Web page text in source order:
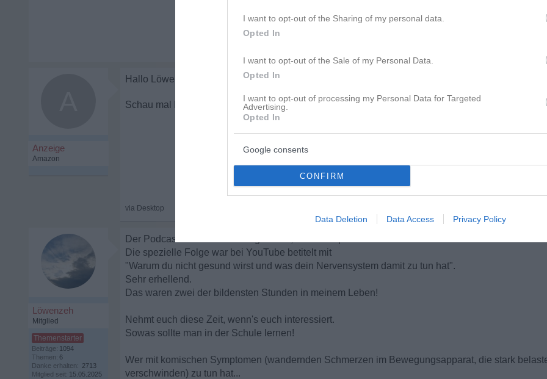
I want to opt-out of the Sharing of my personal data.
Opted In
I want to opt-out of the Sale of my Personal Data.
Opted In
I want to opt-out of processing my Personal Data for Targeted
Advertising.
Opted In
Google consents
CONFIRM
Data Deletion Data Access Privacy Policy
Wie sage ich es dir?
Löwenzeh
Mitglied
Beiträge: 1094
Themen: 6
Danke erhalten: 2713
Mitglied seit: 15.05.2025
Der Podcast heißt "Unheilbar gesund", von einer praktizierenden Ärztin.
Die spezielle Folge war bei YouTube betitelt mit
"Warum du nicht gesund wirst und was dein Nervensystem damit zu tun hat".
Sehr erhellend.
Das waren zwei der bildensten Stunden in meinem Leben!
Nehmt euch diese Zeit, wenn's euch interessiert.
Sowas sollte man in der Schule lernen!
Wer mit komischen Symptomen (wandernden Schmerzen im Bewegungsapparat, die stark
verschwinden) zu tun hat...